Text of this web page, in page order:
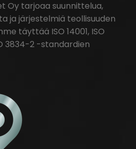
Oy tarjoaa suunnittelua,
ja järjestelmiä teollisuuden
täyttää ISO 14001, ISO
3834-2 -standardien